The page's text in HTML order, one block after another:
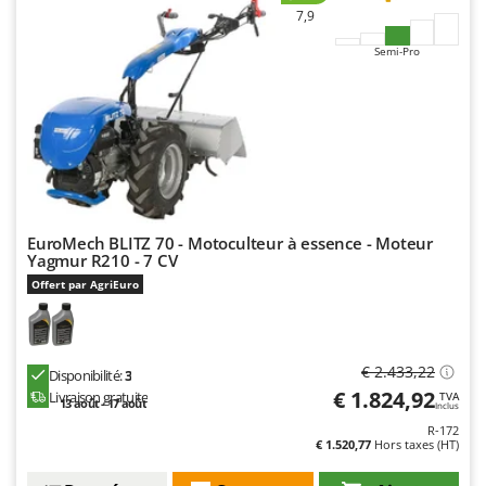
New O.M.R.A.
Novatec
Novital
NuAir
NuovaFac
O
Officine Savioli
Oliviero
Olix
OMA
Omas
7,9
Semi-Pro
EuroMech BLITZ 70 - Motoculteur à essence - Moteur
Yagmur R210 - 7 CV
Offert par AgriEuro
Disponibilité:3
Livraison gratuite
13 août - 17 août
€ 2.433,22
€ 1.824,92 TVA
Inclus
R-172
€ 1.520,77 Hors taxes (HT)